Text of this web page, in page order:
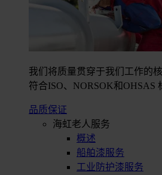
我们将质量贯穿于我们工作的
符合ISO、NORSOK和OHSAS
品质保证
海虹老人服务
概述
船舶漆服务
工业防护漆服务